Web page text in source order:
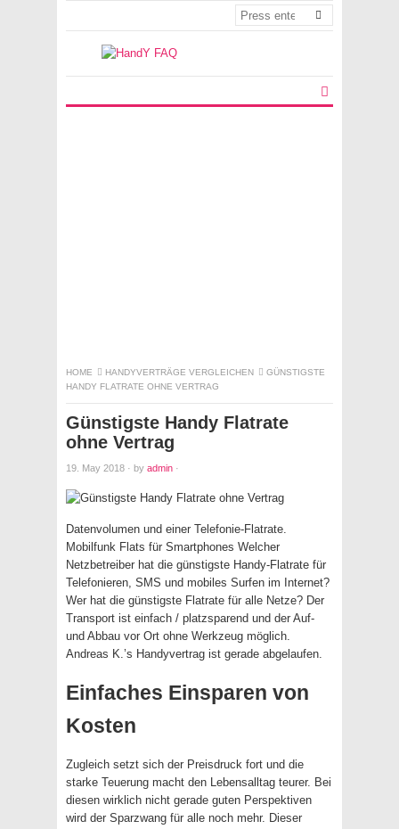
HOME HANDYVERTRÄGE VERGLEICHEN
GÜNSTIGSTE
HANDY FLATRATE OHNE VERTRAG
Günstigste Handy Flatrate
ohne Vertrag
19. May 2018 · by admin ·
Datenvolumen und einer Telefonie-Flatrate.
Mobilfunk Flats für Smartphones Welcher
Netzbetreiber hat die günstigste Handy-Flatrate für
Telefonieren, SMS und mobiles Surfen im Internet?
Wer hat die günstigste Flatrate für alle Netze? Der
Transport ist einfach / platzsparend und der Auf-
und Abbau vor Ort ohne Werkzeug möglich.
Andreas K.’s Handyvertrag ist gerade abgelaufen.
Einfaches Einsparen von
Kosten
Zugleich setzt sich der Preisdruck fort und die
starke Teuerung macht den Lebensalltag teurer. Bei
diesen wirklich nicht gerade guten Perspektiven
wird der Sparzwang für alle noch mehr. Dieser